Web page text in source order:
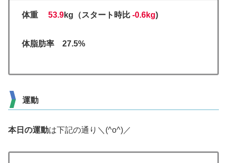
体重 53.9kg （スタート時比 -0.6kg)
体脂肪率 27.5%
運動
本日の運動は下記の通り＼(^o^)／